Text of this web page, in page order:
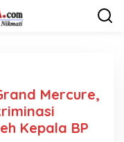
Mercure,
Kepala BP